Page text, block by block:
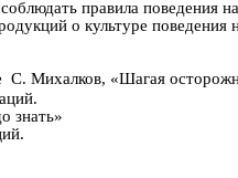
правила поведения
о культуре поведения
С. Михалков, «Шагая
знать»